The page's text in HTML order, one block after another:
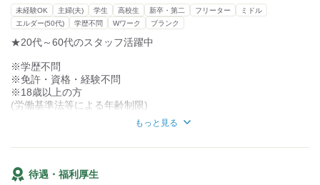
倉庫内の温度はいつも快適です！
先輩スタッフが丁寧に教えるので
ご不明点など、
お気軽にお問い合わせくださいね。
未経験OK 主婦(夫) 学生 高校生 新卒・第二 フリーター
ミドル
エルダー(50代)
学歴不問 Wワーク ブランク
★20代～60代のスタッフ活躍中
※学歴不問
※免許・資格・経験不問
※18歳以上の方
(労働基準法等による年齢制限)
・Wワークの方
もっと見る
待遇・福利厚生